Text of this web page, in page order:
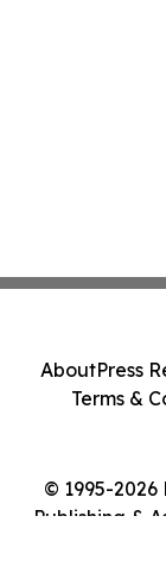
© 1995-
Publishing &
AboutPress
Terms &